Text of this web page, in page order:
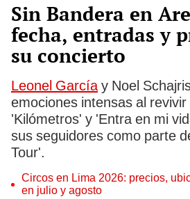
Sin Bandera en
fecha, entradas y
su concierto
Leonel Garcíay Noel
emociones intensas al
'Kilómetros' y 'Entra en mi
sus seguidores como parte
Tour'.
Circos en Lima 2026: precios,
en julio y agosto